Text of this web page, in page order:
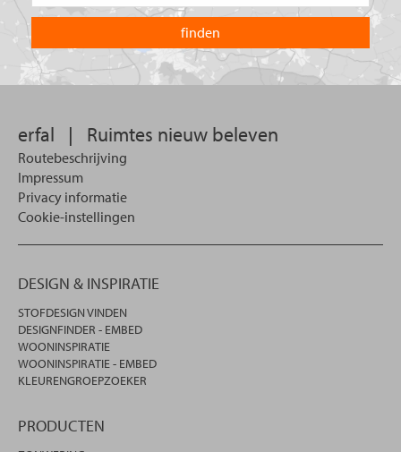
u?
land
waarin
u
wilt
zoeken.
erfal | Ruimtes nieuw beleven
Routebeschrijving
Impressum
Privacy informatie
Cookie-instellingen
DESIGN & INSPIRATIE
STOFDESIGN VINDEN
DESIGNFINDER - EMBED
WOONINSPIRATIE
WOONINSPIRATIE - EMBED
KLEURENGROEPZOEKER
PRODUCTEN